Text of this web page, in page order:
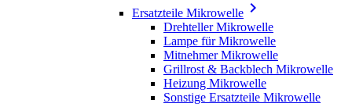
Ersatzteile Mikrowelle 
Drehteller Mikrowelle
Lampe für Mikrowelle
Mitnehmer Mikrowelle
Grillrost & Backblech Mikrowelle
Heizung Mikrowelle
Sonstige Ersatzteile Mikrowelle